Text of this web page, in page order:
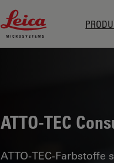
Leica Microsystems Logo
ATTO-TEC
ATTO-TEC-